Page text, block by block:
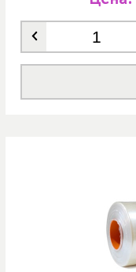
Количество